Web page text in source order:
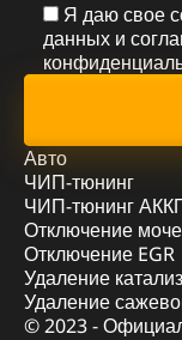
Я даю свое
данных и
Авто
ЧИП-тюнинг
ЧИП-тюнинг
Отключение
Отключение EGR
Удаление
Удаление
© 2023 -